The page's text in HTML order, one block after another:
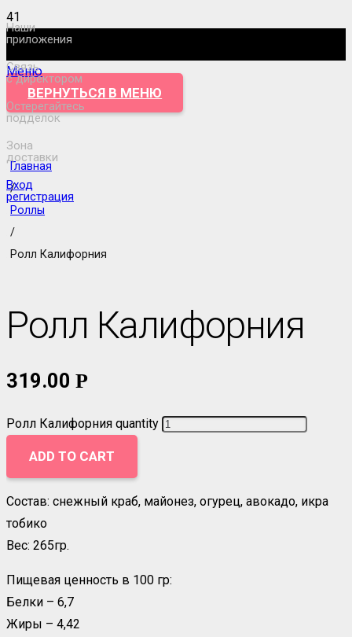
Наши
приложения
Связь
с директором
Остерегайтесь
подделок
Зона
доставки
Вход
регистрация
Меню
ВЕРНУТЬСЯ В МЕНЮ
Главная
/
Роллы
/
Ролл Калифорния
Ролл Калифорния
319.00 Р
Ролл Калифорния quantity
ADD TO CART
Состав: снежный краб, майонез, огурец, авокадо, икра
тобико
Вес: 265гр.
Пищевая ценность в 100 гр:
Белки – 6,7
Жиры – 4,42